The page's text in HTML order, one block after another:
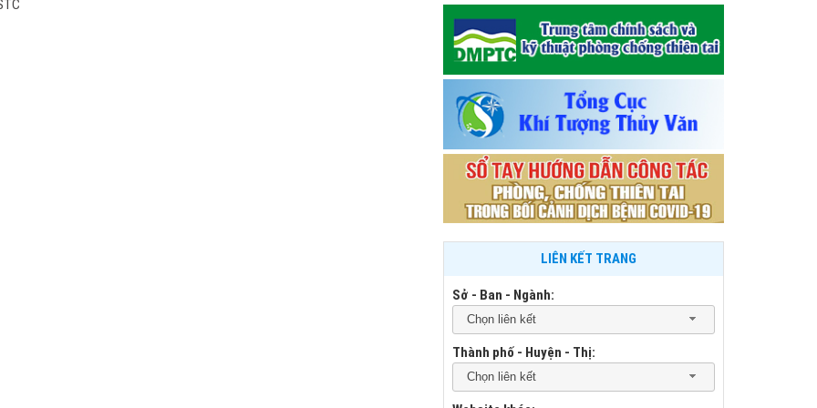
LIÊN KẾT TRANG
Sở - Ban - Ngành:
Chọn liên kết
Thành phố - Huyện - Thị:
Chọn liên kết